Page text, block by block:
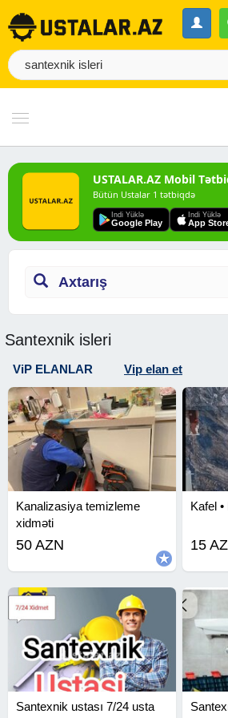
USTALAR.AZ Mobil
Bütün Ustalar 1 tətbiqdə
Indi Yüklə
Google Play
Indi Yüklə
App
Axtarış
Santexnik isleri
ViP ELANLAR Vip elan et
Kanalizasiya temizleme
xidməti
50 AZN
Kafel
15
Santexnik ustası 7/24 usta